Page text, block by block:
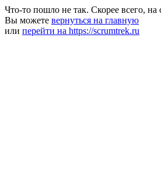
Что-то пошло не так. Скорее всего,
Вы можете вернуться на главную
или перейти на https://scrumtrek.ru